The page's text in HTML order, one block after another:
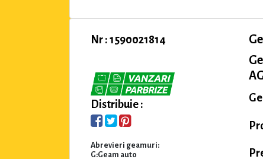
Nr : 1590021814
Distribuie :
Abrevieri geamuri:
G:Geam auto